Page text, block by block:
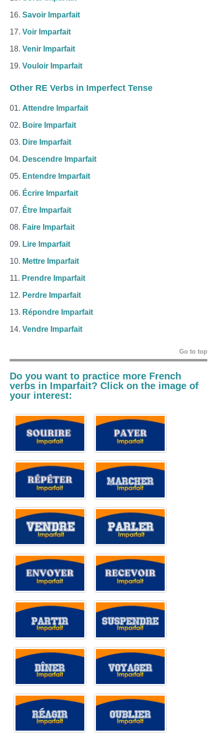
Savoir Imparfait
Voir Imparfait
Venir Imparfait
Vouloir Imparfait
Other RE Verbs in Imperfect Tense
Attendre Imparfait
Boire Imparfait
Dire Imparfait
Descendre Imparfait
Entendre Imparfait
Écrire Imparfait
Être Imparfait
Faire Imparfait
Lire Imparfait
Mettre Imparfait
Prendre Imparfait
Perdre Imparfait
Répondre Imparfait
Vendre Imparfait
Go to top
Do you want to practice more French
verbs in Imparfait? Click on the image of
your interest: